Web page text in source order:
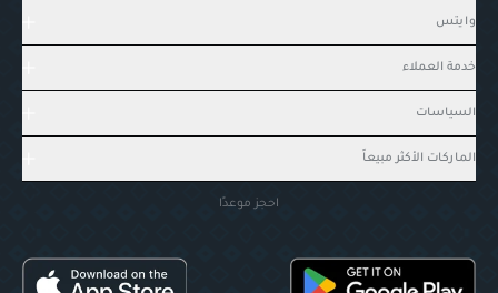
وايتس
خدمة العملاء
السياسات
الماركات الأكثر مبيعاً
احجز موعدًا